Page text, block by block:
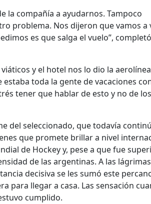
la compañía a ayudarnos. Tampoco
problema. Nos dijeron que vamos a
es que salga el vuelo”,
y el hotel nos lo dio la
toda la gente de vacaciones
tener que hablar de esto y no de los
del seleccionado, que todavía
que promete brillar a nivel
de Hockey y, pese a que fue
de las argentinas. A las
decisiva se les sumó este
para llegar a casa. Las sensación
cumplido.